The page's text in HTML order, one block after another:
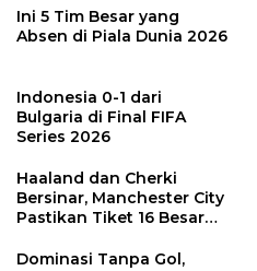
Ini 5 Tim Besar yang
Absen di Piala Dunia 2026
Indonesia 0-1 dari
Bulgaria di Final FIFA
Series 2026
Haaland dan Cherki
Bersinar, Manchester City
Pastikan Tiket 16 Besar
Dominasi Tanpa Gol,